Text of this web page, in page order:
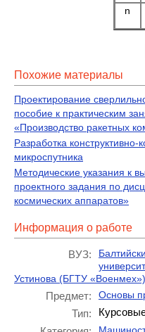
n
Похожие материалы
Проектирование
пособие к практическим
«Производство ракетных
Разработка
микроспутника
Методические указания к
проектного задания по
космических аппаратов»
Информация о работе
ВУЗ:
Устинова (БГТУ «Военмех»)
Предмет: Основы
Тип: